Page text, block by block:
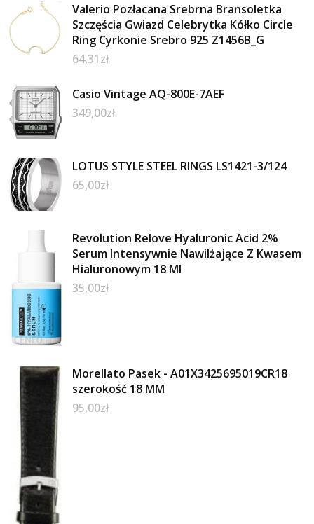
Valerio Pozłacana Srebrna Bransoletka
Szczęścia Gwiazd Celebrytka Kółko Circle
Ring Cyrkonie Srebro 925 Z1456B_G
64,31zł
Casio Vintage AQ-800E-7AEF
349,00zł
LOTUS STYLE STEEL RINGS LS1421-3/124
65,00zł
Revolution Relove Hyaluronic Acid 2%
Serum Intensywnie Nawilżające Z Kwasem
Hialuronowym 18 Ml
35,00zł
Morellato Pasek - A01X3425695019CR18
szerokość 18 MM
95,00zł